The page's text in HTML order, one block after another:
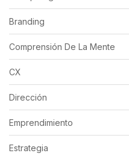
Branding
Comprensión De La Mente
CX
Dirección
Emprendimiento
Estrategia